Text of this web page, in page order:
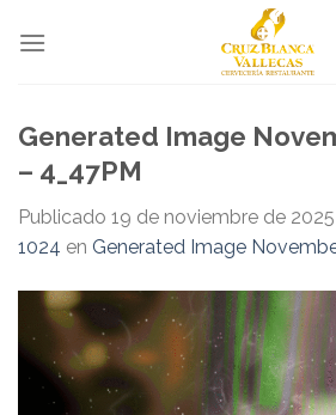
Generated Image
– 4_47PM
Publicado 19 de noviembre de 2025
1024 en Generated Image